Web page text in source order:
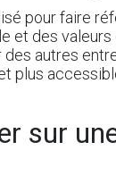
pour faire
et des
des autres
plus
sur